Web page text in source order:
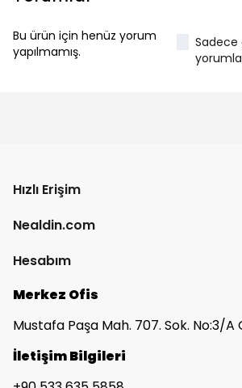
Bu ürün için henüz yorum
yapılmamış.
Sadece
Hızlı Erişim
Nealdin.com
Hesabım
Merkez Ofis
Mustafa Paşa Mah. 707. Sok. No:3/
İletişim Bilgileri